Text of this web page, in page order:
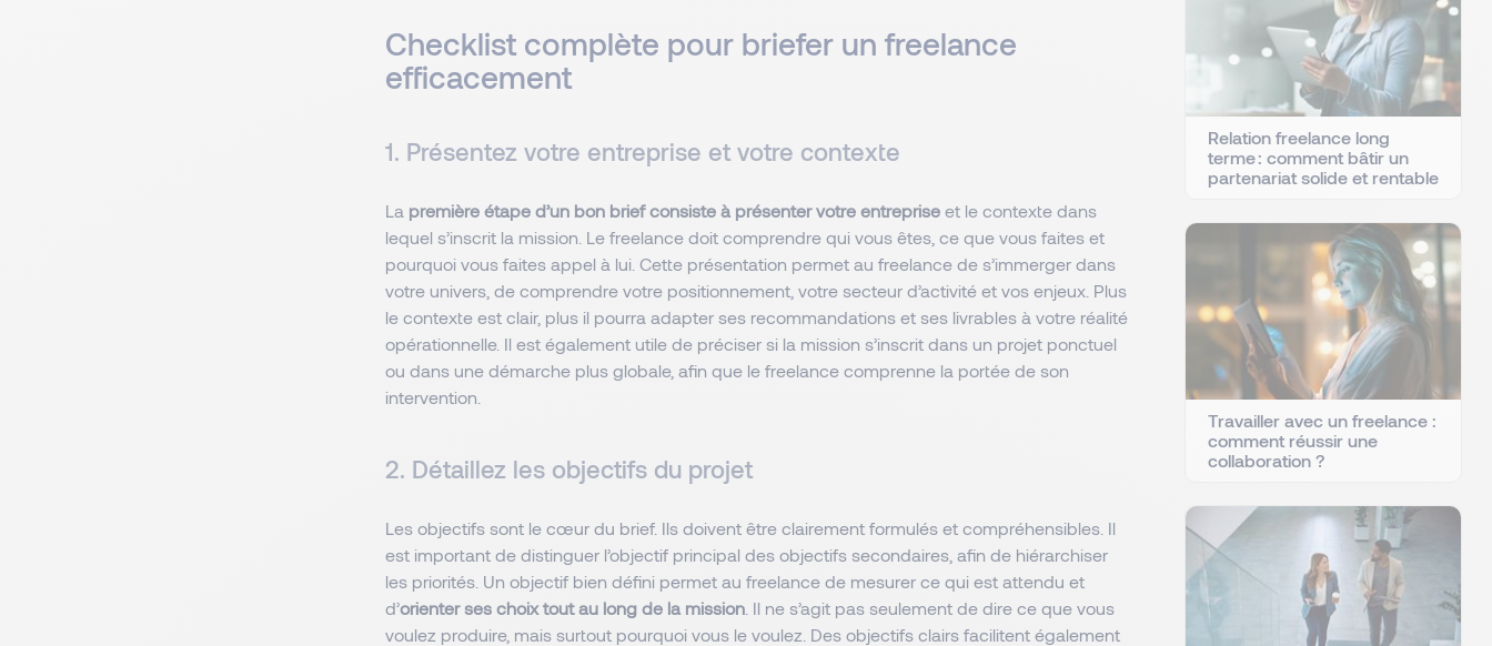
Checklist complète pour briefer un freelance
efficacement
1. Présentez votre entreprise et votre contexte
La première étape d’un bon brief consiste à présenter votre entreprise et le contexte dans
lequel s’inscrit la mission. Le freelance doit comprendre qui vous êtes, ce que vous faites et
pourquoi vous faites appel à lui. Cette présentation permet au freelance de s’immerger dans
votre univers, de comprendre votre positionnement, votre secteur d’activité et vos enjeux. Plus
le contexte est clair, plus il pourra adapter ses recommandations et ses livrables à votre réalité
opérationnelle. Il est également utile de préciser si la mission s’inscrit dans un projet ponctuel
ou dans une démarche plus globale, afin que le freelance comprenne la portée de son
intervention.
2. Détaillez les objectifs du projet
Les objectifs sont le cœur du brief. Ils doivent être clairement formulés et compréhensibles. Il
est important de distinguer l’objectif principal des objectifs secondaires, afin de hiérarchiser
les priorités. Un objectif bien défini permet au freelance de mesurer ce qui est attendu et
d’orienter ses choix tout au long de la mission . Il ne s’agit pas seulement de dire ce que vous
voulez produire, mais surtout pourquoi vous le voulez. Des objectifs clairs facilitent également
Relation freelance long
terme : comment bâtir un
partenariat solide et rentable
Travailler avec un freelance :
comment réussir une
collaboration ?